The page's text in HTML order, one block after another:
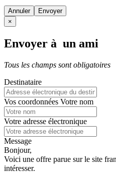
Annuler
×
Envoyer à un ami
Tous les champs sont obligatoires
Destinataire
Vos coordonnées Votre nom
Votre adresse électronique
Message
Bonjour,
Voici une offre parue sur le site
intéresser.